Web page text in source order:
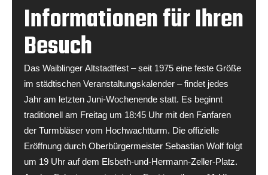
Informationen für Ihren
Besuch
Das Waiblinger Altstadtfest – seit 1975 eine feste Größe
im städtischen Veranstaltungskalender – findet jedes
Jahr am letzten Juni-Wochenende statt. Es beginnt
traditionell am Freitag um 18:45 Uhr mit den Fanfaren
der Turmbläser vom Hochwachtturm. Die offizielle
Eröffnung durch Oberbürgermeister Sebastian Wolf folgt
um 19 Uhr auf dem Elsbeth-und-Hermann-Zeller-Platz.